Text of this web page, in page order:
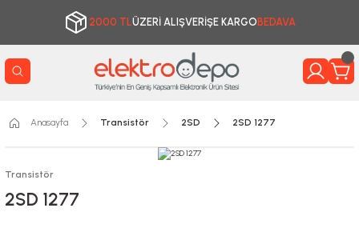
2000 TLÜZERİ ALIŞVERİŞE KARGO BEDAVA
Anasayfa Transistör 2SD 2SD 1277
Transistör
2SD 1277